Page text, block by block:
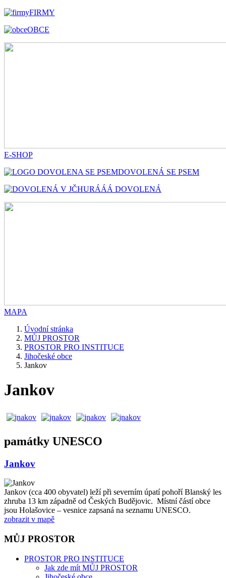
FIRMY
OBCE
E-SHOP
DOVOLENÁ SE PSEM
HURÁÁÁ DOVOLENÁ
MAPA
Úvodní stránka
MŮJ PROSTOR
PROSTOR PRO INSTITUCE
Jihočeské obce
Jankov
Jankov
památky UNESCO
Jankov
Jankov (cca 400 obyvatel) leží při severním úpatí pohoří Blanský les
zhruba 13 km západně od Českých Budějovic. Místní částí obce
jsou Holašovice – vesnice zapsaná na seznamu UNESCO.
zobrazit v mapě
MŮJ PROSTOR
PROSTOR PRO INSTITUCE
Jak zde mít MŮJ PROSTOR